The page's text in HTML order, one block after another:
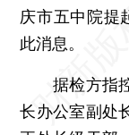
庆市五中院提
此消息。
据检方指控
长办公室副处